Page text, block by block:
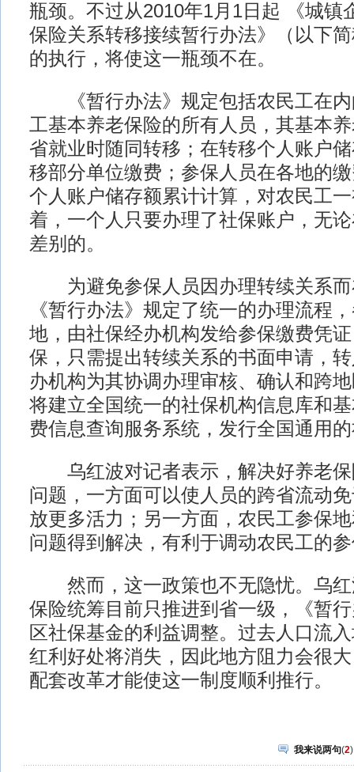
瓶颈。不过从2010年1月1日起 《城镇
保险关系转移接续暂行办法》（以下
的执行，将使这一瓶颈不在。
《暂行办法》规定包括农民工在内
工基本养老保险的所有人员，其基本
省就业时随同转移；在转移个人账户
移部分单位缴费；参保人员在各地的
个人账户储存额累计计算，对农民工
着，一个人只要办理了社保账户，无
差别的。
为避免参保人员因办理转续关系而
《暂行办法》规定了统一的办理流程
地，由社保经办机构发给参保缴费凭
保，只需提出转续关系的书面申请，
办机构为其协调办理审核、确认和跨
将建立全国统一的社保机构信息库和
费信息查询服务系统，发行全国通用
乌红波对记者表示，解决好养老保
问题，一方面可以使人员的跨省流动
放更多活力；另一方面，农民工参保
问题得到解决，有利于调动农民工的
然而，这一政策也不无隐忧。乌红
保险统筹目前只推进到省一级，《暂
区社保基金的利益调整。过去人口流
红利好处将消失，因此地方阻力会很
配套改革才能使这一制度顺利推行。
我来说两句(2)